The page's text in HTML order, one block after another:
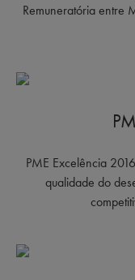
Remuneratória entre
PME Excelência
qualidade do